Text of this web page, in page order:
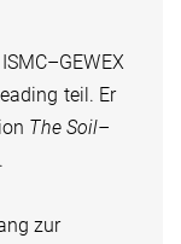
teil. Er
The Soil–
.
zur